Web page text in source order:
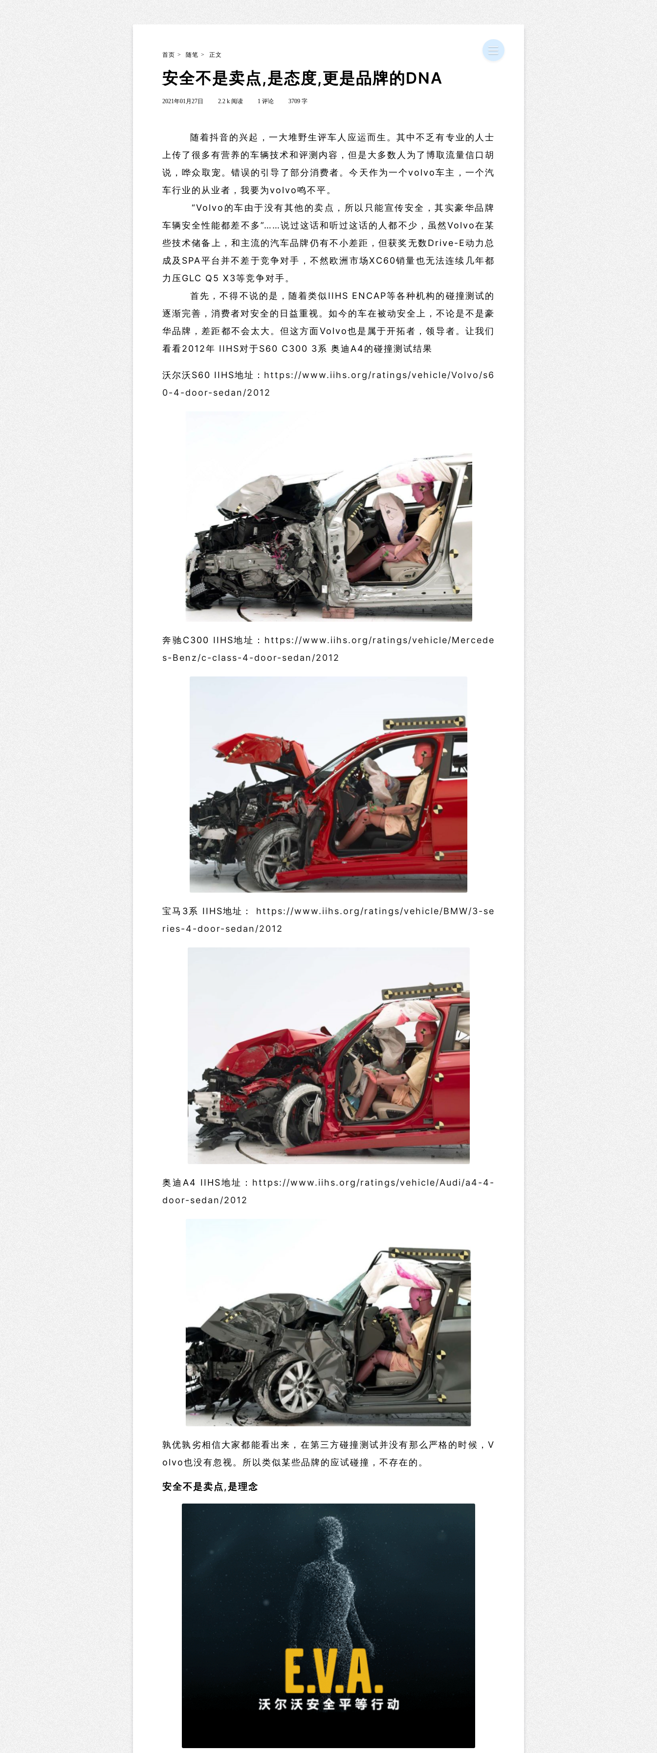
首页 > 随笔 > 正文
安全不是卖点,是态度,更是品牌的DNA
2021年01月27日 2.2 k 阅读 1 评论 3709 字
随着抖音的兴起，一大堆野生评车人应运而生。其中不乏有专业的人士
上传了很多有营养的车辆技术和评测内容，但是大多数人为了博取流量信口胡
说，哗众取宠。错误的引导了部分消费者。今天作为一个volvo车主，一个汽
车行业的从业者，我要为volvo鸣不平。
“Volvo的车由于没有其他的卖点，所以只能宣传安全，其实豪华品牌
车辆安全性能都差不多”……说过这话和听过这话的人都不少，虽然Volvo在某
些技术储备上，和主流的汽车品牌仍有不小差距，但获奖无数Drive-E动力总
成及SPA平台并不差于竞争对手，不然欧洲市场XC60销量也无法连续几年都
力压GLC Q5 X3等竞争对手。
首先，不得不说的是，随着类似IIHS ENCAP等各种机构的碰撞测试的
逐渐完善，消费者对安全的日益重视。如今的车在被动安全上，不论是不是豪
华品牌，差距都不会太大。但这方面Volvo也是属于开拓者，领导者。让我们
看看2012年 IIHS对于S60 C300 3系 奥迪A4的碰撞测试结果
沃尔沃S60 IIHS地址： https://www.iihs.org/ratings/vehicle/Volvo/s6
0-4-door-sedan/2012
奔驰C300 IIHS地址： https://www.iihs.org/ratings/vehicle/Mercede
s-Benz/c-class-4-door-sedan/2012
宝马3系 IIHS地址： https://www.iihs.org/ratings/vehicle/BMW/3-se
ries-4-door-sedan/2012
奥迪A4 IIHS地址： https://www.iihs.org/ratings/vehicle/Audi/a4-4-
door-sedan/2012
孰优孰劣相信大家都能看出来，在第三方碰撞测试并没有那么严格的时候，V
olvo也没有忽视。所以类似某些品牌的应试碰撞，不存在的。
安全不是卖点,是理念